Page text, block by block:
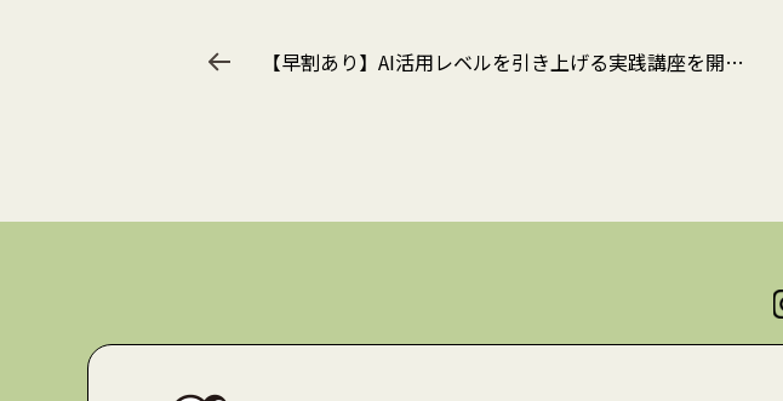
【早割あり】AI活用レベルを引き上げる実践講座を開催します！